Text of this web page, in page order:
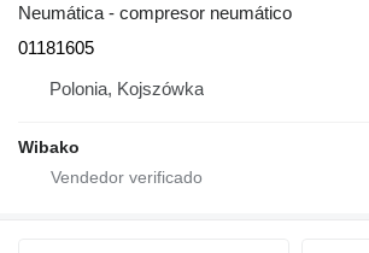
Neumática - compresor neumático
01181605
Polonia, Kojszówka
Wibako